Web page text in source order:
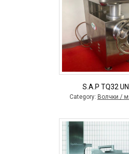
S.A.P TQ32
Category: Волчки /